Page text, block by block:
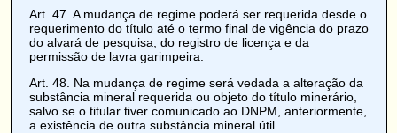
Art. 47 . A mudança de regime poderá ser requerida desde o
requerimento do título até o termo final de vigência do prazo
do alvará de pesquisa, do registro de licença e da
permissão de lavra garimpeira.
Art. 48. Na mudança de regime será vedada a alteração da
substância mineral requerida ou objeto do título minerário,
salvo se o titular tiver comunicado ao DNPM, anteriormente,
a existência de outra substância mineral útil.